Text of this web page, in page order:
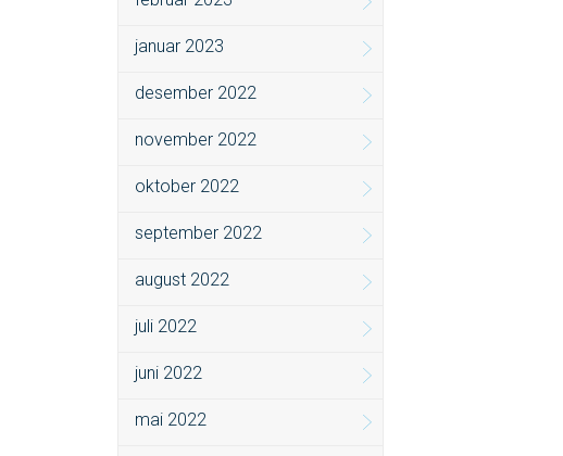
januar 2023
desember 2022
november 2022
oktober 2022
september 2022
august 2022
juli 2022
juni 2022
mai 2022